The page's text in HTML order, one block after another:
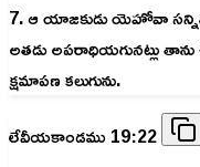
7. ఆ యాజకుడు యెహోవా
అతడు అపరాధియగునట్లు
క్షమాపణ కలుగును.
లేవీయకాండము 19:22